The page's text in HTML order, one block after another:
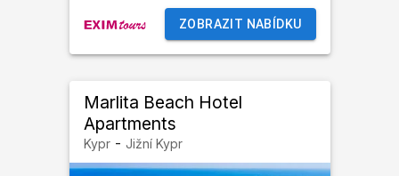
ZOBRAZIT NABÍDKU
Marlita Beach Hotel
Apartments
Kypr- Jižní Kypr